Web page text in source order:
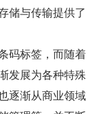
储与传输提供了
码标签，而随着
发展为各种特殊
逐渐从商业领域